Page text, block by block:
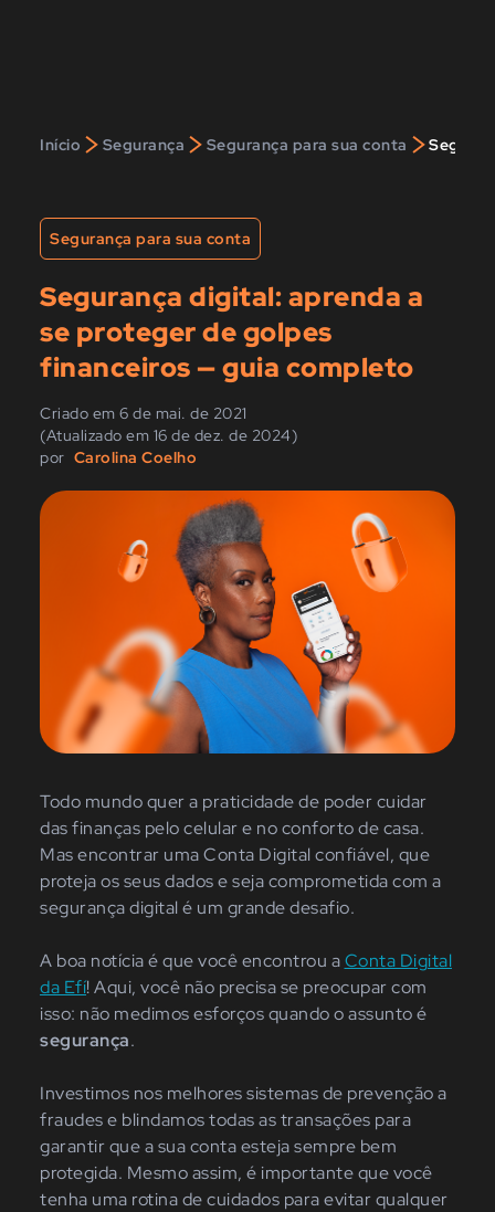
Início > Segurança > Segurança para sua conta >
Segurança para sua conta
Segurança digital: aprenda a
se proteger de golpes
financeiros — guia completo
Criado em 6 de mai. de 2021
(Atualizado em 16 de dez. de 2024)
por Carolina Coelho
Todo mundo quer a praticidade de poder cuidar
das finanças pelo celular e no conforto de casa.
Mas encontrar uma Conta Digital confiável, que
proteja os seus dados e seja comprometida com a
segurança digital é um grande desafio.
A boa notícia é que você encontrou aConta Digital
da Efí! Aqui, você não precisa se preocupar com
isso: não medimos esforços quando o assunto é
segurança.
Investimos nos melhores sistemas de prevenção a
fraudes e blindamos todas as transações para
garantir que a sua conta esteja sempre bem
protegida. Mesmo assim, é importante que você
tenha uma rotina de cuidados para evitar qualquer